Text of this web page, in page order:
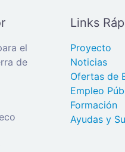
el
de
Links
Proyecto
Noticias
Ofertas de
Empleo
Formación
Ayudas y